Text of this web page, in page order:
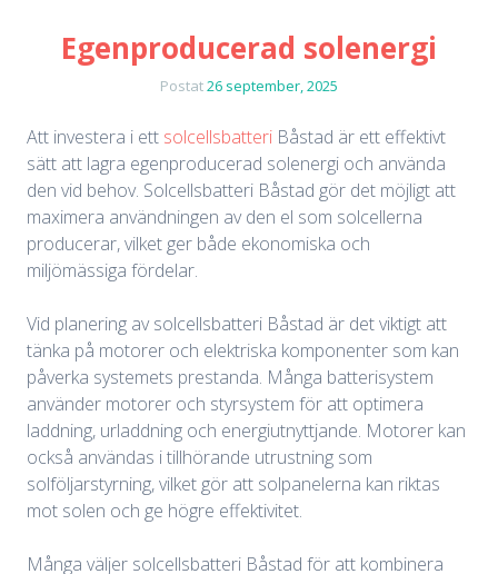
Egenproducerad solenergi
Postat26 september, 2025
Att investera i ett solcellsbatteri Båstad är ett effektivt
sätt att lagra egenproducerad solenergi och använda
den vid behov. Solcellsbatteri Båstad gör det möjligt att
maximera användningen av den el som solcellerna
producerar, vilket ger både ekonomiska och
miljömässiga fördelar.
Vid planering av solcellsbatteri Båstad är det viktigt att
tänka på motorer och elektriska komponenter som kan
påverka systemets prestanda. Många batterisystem
använder motorer och styrsystem för att optimera
laddning, urladdning och energiutnyttjande. Motorer kan
också användas i tillhörande utrustning som
solföljarstyrning, vilket gör att solpanelerna kan riktas
mot solen och ge högre effektivitet.
Många väljer solcellsbatteri Båstad för att kombinera